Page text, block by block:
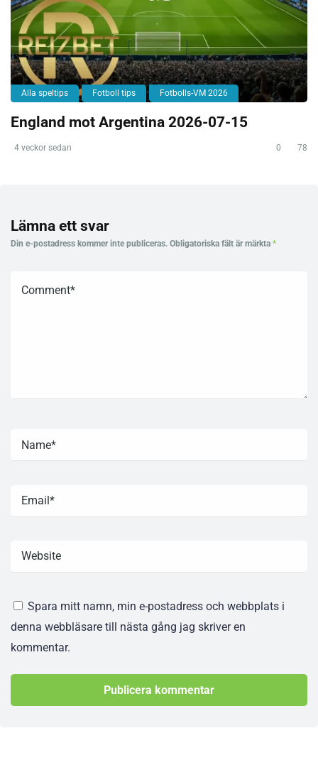
Alla speltips Fotboll tips Fotbolls-VM 2026
England mot Argentina 2026-07-15
4 veckor sedan 0 78
Lämna ett svar
Din e-postadress kommer inte publiceras. Obligatoriska fält är märkta *
Spara mitt namn, min e-postadress och webbplats i
denna webbläsare till nästa gång jag skriver en
kommentar.